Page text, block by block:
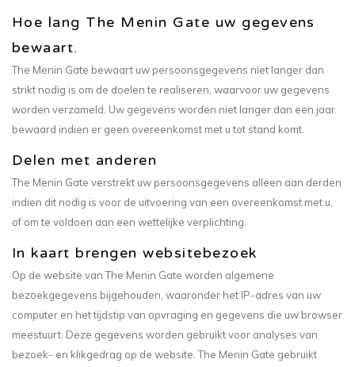
Hoe lang The Menin Gate uw gegevens
bewaart.
The Menin Gate bewaart uw persoonsgegevens niet langer dan
strikt nodig is om de doelen te realiseren, waarvoor uw gegevens
worden verzameld. Uw gegevens worden niet langer dan een jaar
bewaard indien er geen overeenkomst met u tot stand komt.
Delen met anderen
The Menin Gate verstrekt uw persoonsgegevens alleen aan derden
indien dit nodig is voor de uitvoering van een overeenkomst met u,
of om te voldoen aan een wettelijke verplichting.
In kaart brengen websitebezoek
Op de website van The Menin Gate worden algemene
bezoekgegevens bijgehouden, waaronder het IP-adres van uw
computer en het tijdstip van opvraging en gegevens die uw browser
meestuurt. Deze gegevens worden gebruikt voor analyses van
bezoek- en klikgedrag op de website. The Menin Gate gebruikt